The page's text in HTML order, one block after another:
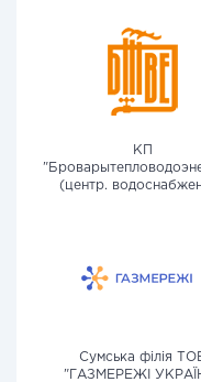
КП
(центр.
Сумська філія
"ГАЗМЕРЕЖІ